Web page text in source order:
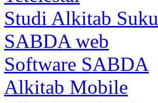
Studi Alkitab Suku
SABDA web
Software SABDA
Alkitab Mobile